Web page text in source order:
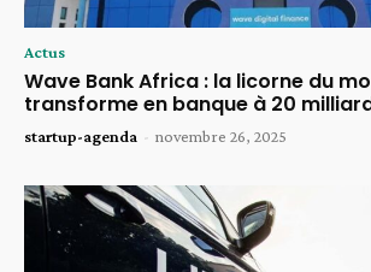
Actus
Wave Bank Africa : la licorne du
transforme en banque à 20
startup-agenda - novembre 26, 2025